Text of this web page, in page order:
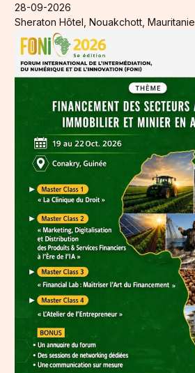
28-09-2026
Sheraton Hôtel, Nouakchott, Mauritanie